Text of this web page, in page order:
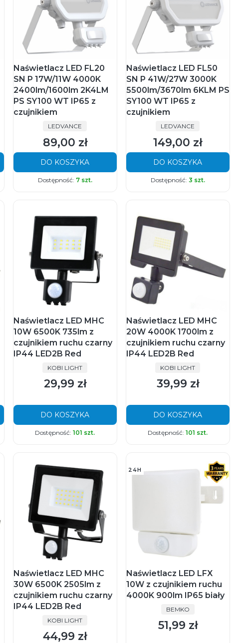
Naświetlacz LED FL20
SN P 17W/11W 4000K
2400lm/1600lm 2K4LM
PS SY100 WT IP65 z
czujnikiem
PRODUCENT
LEDVANCE
Cena
89,00 zł
DO KOSZYKA
Dostępność: 7 szt.
Naświetlacz LED FL50
SN P 41W/27W 3000K
5500lm/3670lm 6KLM PS
SY100 WT IP65 z
czujnikiem
PRODUCENT
LEDVANCE
Cena
149,00 zł
DO KOSZYKA
Dostępność: 3 szt.
Naświetlacz LED MHC
10W 6500K 735lm z
czujnikiem ruchu czarny
IP44 LED2B Red
PRODUCENT
KOBI LIGHT
Cena
29,99 zł
DO KOSZYKA
Dostępność:101 szt.
Naświetlacz LED MHC
20W 4000K 1700lm z
czujnikiem ruchu czarny
IP44 LED2B Red
PRODUCENT
KOBI LIGHT
Cena
39,99 zł
DO KOSZYKA
Dostępność:101 szt.
Naświetlacz LED MHC
30W 6500K 2505lm z
czujnikiem ruchu czarny
IP44 LED2B Red
PRODUCENT
KOBI LIGHT
Cena
44,99 zł
24H
Naświetlacz LED LFX
10W z czujnikiem ruchu
4000K 900lm IP65 biały
PRODUCENT
BEMKO
Cena
51,99 zł